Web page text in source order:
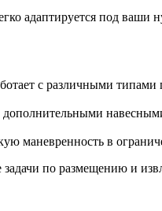
адаптируется под ваши
с различными типами
дополнительными
маневренность в
по размещению и